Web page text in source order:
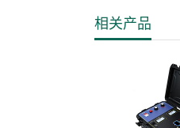
相关产品